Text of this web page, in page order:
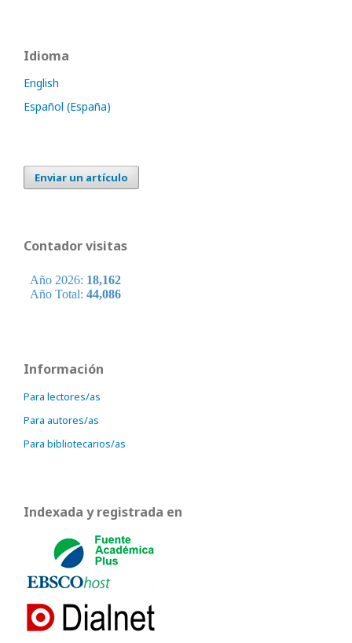
Idioma
English
Español (España)
Enviar un artículo
Contador visitas
Información
Para lectores/as
Para autores/as
Para bibliotecarios/as
Indexada y registrada en